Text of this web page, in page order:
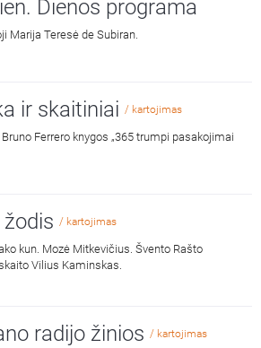
Dienos programa
Marija Teresė de Subiran.
ir skaitiniai / kartojimas
Ferrero knygos „365 trumpi pasakojimai
žodis / kartojimas
kun. Mozė Mitkevičius. Švento Rašto
Vilius Kaminskas.
radijo žinios / kartojimas